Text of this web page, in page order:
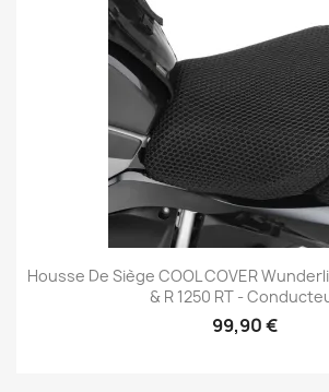
Housse De Siège COOL COVER
& R 1250 RT -
99,90 €